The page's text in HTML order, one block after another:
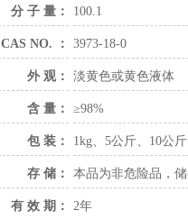
分 子 量： 100.1
CAS NO. ： 3973-18-0
外 观： 淡黄色或黄色液体
含 量： ≥98%
包 装： 1kg、5公斤、10公
存 储： 本品为非危险品，
有 效 期： 2年